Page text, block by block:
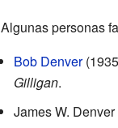
Algunas personas
Bob Denver
Gilligan.
James W.